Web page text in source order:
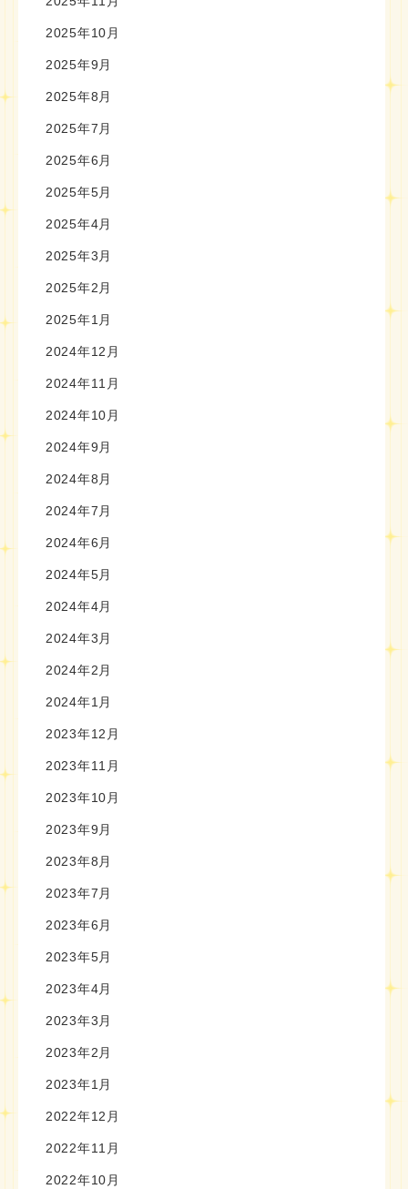
2025年10月
2025年9月
2025年8月
2025年7月
2025年6月
2025年5月
2025年4月
2025年3月
2025年2月
2025年1月
2024年12月
2024年11月
2024年10月
2024年9月
2024年8月
2024年7月
2024年6月
2024年5月
2024年4月
2024年3月
2024年2月
2024年1月
2023年12月
2023年11月
2023年10月
2023年9月
2023年8月
2023年7月
2023年6月
2023年5月
2023年4月
2023年3月
2023年2月
2023年1月
2022年12月
2022年11月
2022年10月